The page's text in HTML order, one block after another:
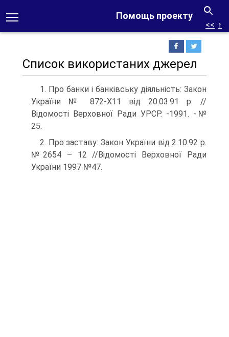
Помощь проекту
<< ↑
Список використаних джерел
1. Про банки і банківську діяльність: Закон
України № 872-Х11 від 20.03.91 р. //
Відомості Верховної Ради УРСР. -1991. -№
25.
2. Про заставу: Закон України від 2.10.92 р.
№2654 – 12 //Відомості Верховної Ради
України 1997 №47.